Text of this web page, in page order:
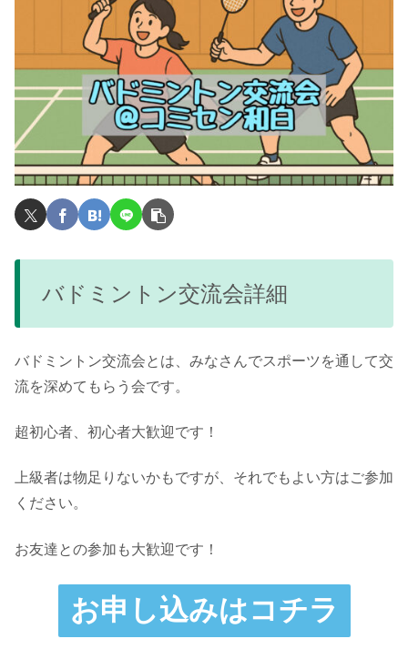
バドミントン交流会詳細
バドミントン交流会とは、みなさんでスポーツを通して交
流を深めてもらう会です。
超初心者、初心者大歓迎です！
上級者は物足りないかもですが、それでもよい方はご参加
ください。
お友達との参加も大歓迎です！
お申し込みはコチラ